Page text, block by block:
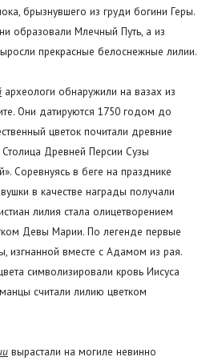
брызнувшего из груди богини Геры.
образовали Млечный Путь, а из
прекрасные белоснежные лилии.
археологи обнаружили на вазах из
Они датируются 1750 годом до
цветок почитали древние
Столица Древней Персии Сузы
Соревнуясь в беге на празднике
в качестве награды получали
лилия стала олицетворением
Девы Марии. По легенде первые
изгнанной вместе с Адамом из рая.
символизировали кровь Иисуса
считали лилию цветком
вырастали на могиле невинно